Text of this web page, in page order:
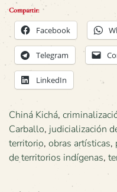
Compartir:
Facebook
Telegram
LinkedIn
Chiná Kichá,
Carballo, judicialización
territorio, obras artísticas,
de territorios indígenas,